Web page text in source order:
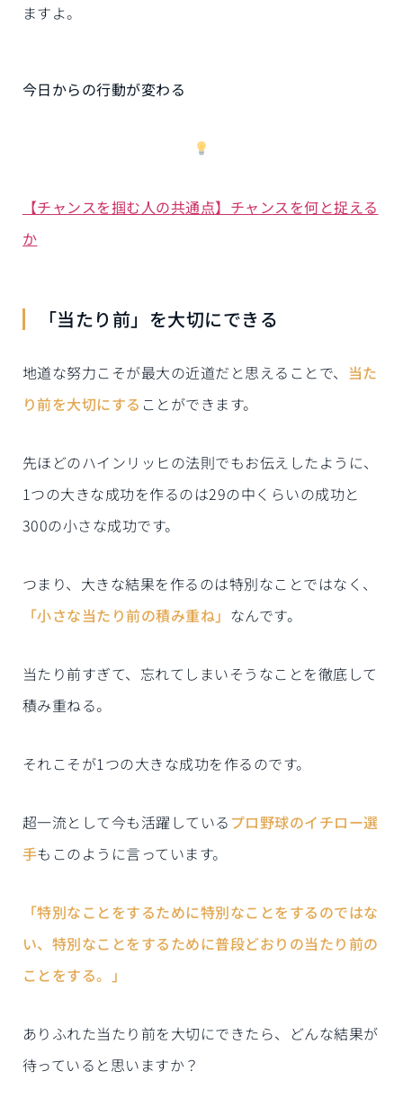
ますよ。
今日からの行動が変わる
【チャンスを掴む人の共通点】チャンスを何と捉える
か
「当たり前」を大切にできる
地道な努力こそが最大の近道だと思えることで、 当た
り前を大切にする ことができます。
先ほどのハインリッヒの法則でもお伝えしたように、
1つの大きな成功を作るのは29の中くらいの成功と
300の小さな成功です。
つまり、大きな結果を作るのは特別なことではなく、
「小さな当たり前の積み重ね」 なんです。
当たり前すぎて、忘れてしまいそうなことを徹底して
積み重ねる。
それこそが1つの大きな成功を作るのです。
超一流として今も活躍している プロ野球のイチロー選
手もこのように言っています。
「特別なことをするために特別なことをするのではな
い、特別なことをするために普段どおりの当たり前の
ことをする。」
ありふれた当たり前を大切にできたら、どんな結果が
待っていると思いますか？